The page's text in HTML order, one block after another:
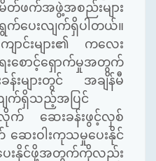
မိတ်ဖက်အဖွဲ့အစည်းများ
ပေးလျက်ရှိပါတယ်။
င်းများ၏ ကလေး
းစောင့်ရှောက်မှုအတွက်
န်းများတွင် အချိန်မီ
ျက်ရှိသည့်အပြင်
အလိုက် ဆေးခန်းဖွင့်လှစ်
ဆေးဝါးကုသမှုပေးနိုင်
းနိုင်ဖို့အတွက်ကိုလည်း